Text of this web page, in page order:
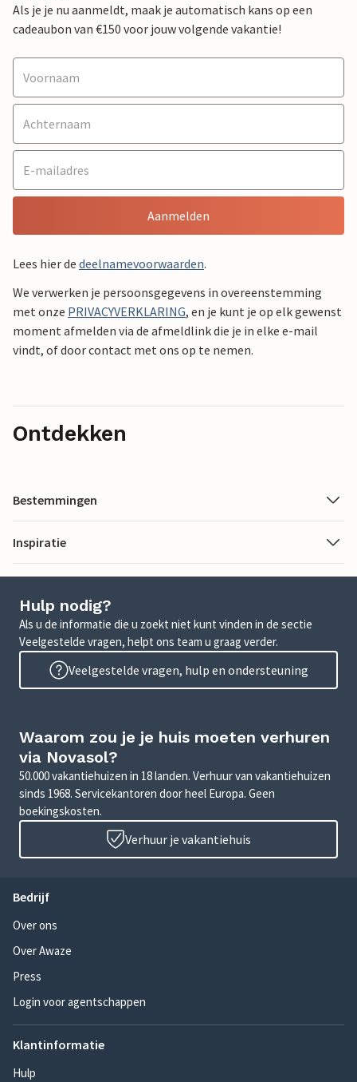
Als je je nu aanmeldt, maak je automatisch kans op een
cadeaubon van €150 voor jouw volgende vakantie!
Aanmelden
Lees hier de deelnamevoorwaarden.
We verwerken je persoonsgegevens in overeenstemming
met onze PRIVACYVERKLARING, en je kunt je op elk gewenst
moment afmelden via de afmeldlink die je in elke e-mail
vindt, of door contact met ons op te nemen.
Ontdekken
Bestemmingen
Inspiratie
Hulp nodig?
Als u de informatie die u zoekt niet kunt vinden in de sectie
Veelgestelde vragen, helpt ons team u graag verder.
Veelgestelde vragen, hulp en ondersteuning
Waarom zou je je huis moeten verhuren
via Novasol?
50.000 vakantiehuizen in 18 landen. Verhuur van vakantiehuizen
sinds 1968. Servicekantoren door heel Europa. Geen
boekingskosten.
Verhuur je vakantiehuis
Bedrijf
Over ons
Over Awaze
Press
Login voor agentschappen
Klantinformatie
Hulp